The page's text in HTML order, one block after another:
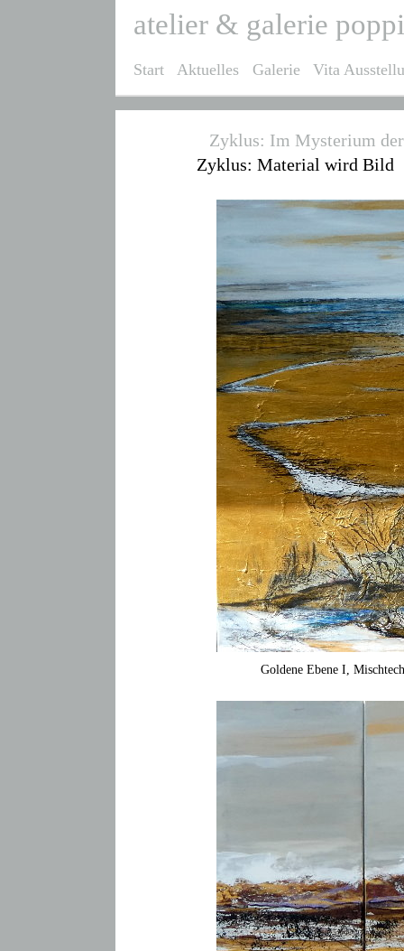
atelier & galerie
Start Aktuelles Galerie Vita
Zyklus: Im Mysterium
Zyklus: Material wird Bild
Goldene Ebene I,